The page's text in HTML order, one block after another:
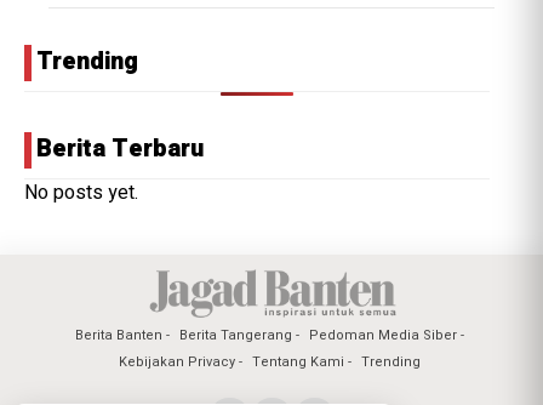
Trending
Berita Terbaru
No posts yet.
Berita Banten Berita Tangerang
Pedoman Media Siber
Kebijakan Privacy
Tentang Kami Trending